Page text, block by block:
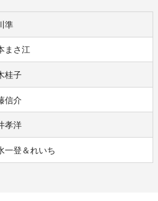
準
まさ江
桂子
信介
孝洋
一登＆れいち